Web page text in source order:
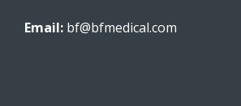
Email: bf@bfmedical.com